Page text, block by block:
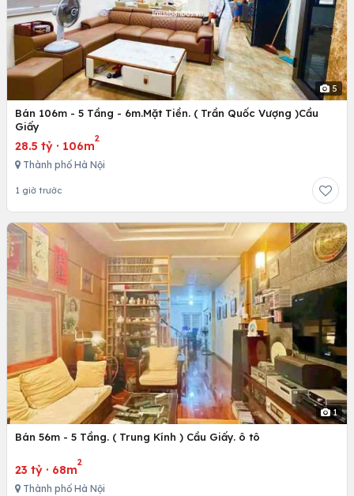
5
Bán 106m - 5 Tầng - 6m.Mặt Tiền. ( Trần Quốc Vượng )Cầu
Giấy
28.5 tỷ · 106m
2
Thành phố Hà Nội
1 giờ trước
1
Bán 56m - 5 Tầng. ( Trung Kính ) Cầu Giấy. ô tô
23 tỷ · 68m
2
Thành phố Hà Nội